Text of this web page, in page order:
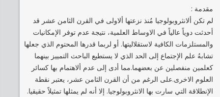
مقدمة :
لم تكن ألانثروبولوجيا مُنذ نزعتها ألاولى في القرن الثامن عشر قد
أحدثت دوياً عالياً في الاوساط العلمية، نتيجة عدم توفر الإمكانيات
والمستلزمات الكافية لاستقلاليتها. أو لربما قدرها المحتوم الذي جعلها
تشابهُ علم الإجتماع إلى الحد الذي لا يستطيع الباحث التمييز بينهما
كعلمين منفصلين عن بعضهما.مما أدى إلى عدم ألاهتمام بها كسائر
العلوم الاخرى.على الرغم من أن القرن الثامن عشر، يعتبر نقطة
الإنطلاقة التي سارت بها الانثروبولوجيا. إلا أنه لم يمثلها تمثيلاً حقيقيا.